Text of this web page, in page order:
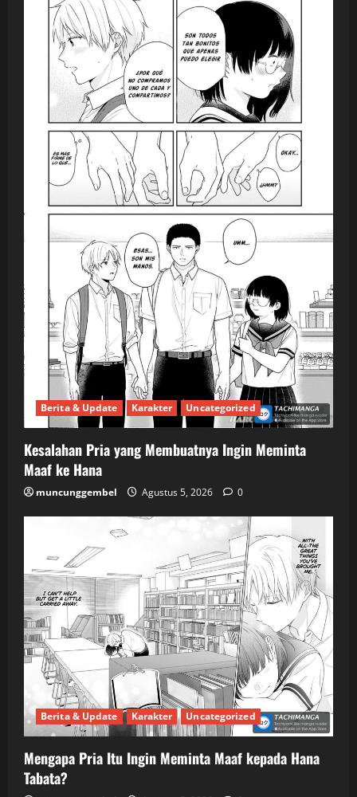
Berita & Update Karakter Uncategorized
Kesalahan Pria yang Membuatnya Ingin Meminta
Maaf ke Hana
muncunggembel Agustus 5, 2026 0
Berita & Update Karakter Uncategorized
Mengapa Pria Itu Ingin Meminta Maaf kepada Hana
Tabata?